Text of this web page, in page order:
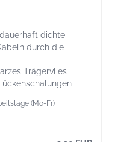
dichte
durch die
Trägervlies
(Mo-Fr)